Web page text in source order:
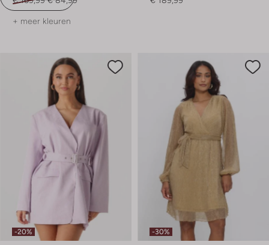
+ meer kleuren
-20% -30%